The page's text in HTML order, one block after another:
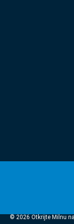
© 2026 Otkrijte Milnu